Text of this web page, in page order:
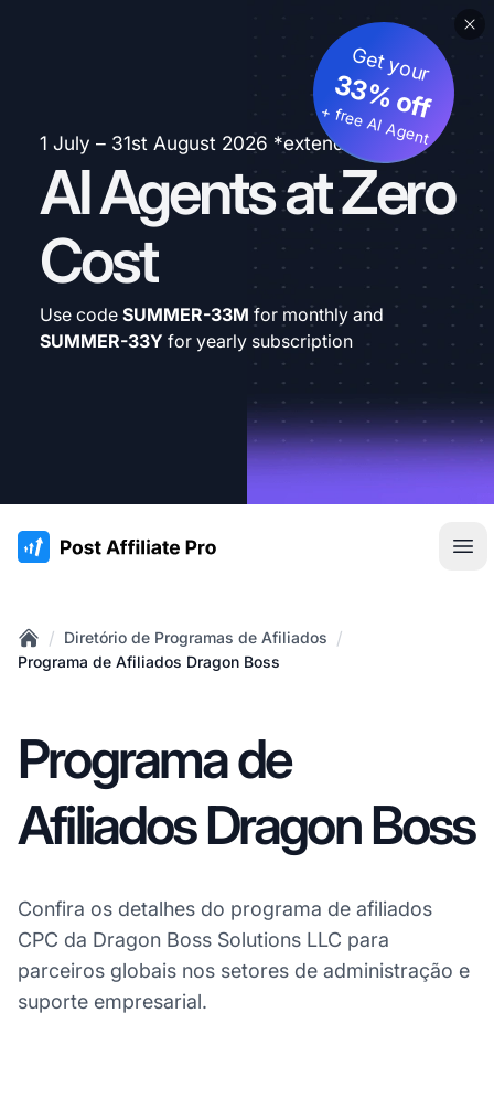
1 July – 31st August 2026 *extended
AI Agents at Zero
Cost
Get your
33% off
+ free AI Agent
Use code SUMMER-33M for monthly and
SUMMER-33Y for yearly subscription
:site.title
Home
/ Diretório de Programas de Afiliados /
Programa de Afiliados Dragon Boss
Programa de
Afiliados Dragon Boss
Confira os detalhes do programa de afiliados
CPC da Dragon Boss Solutions LLC para
parceiros globais nos setores de administração e
suporte empresarial.